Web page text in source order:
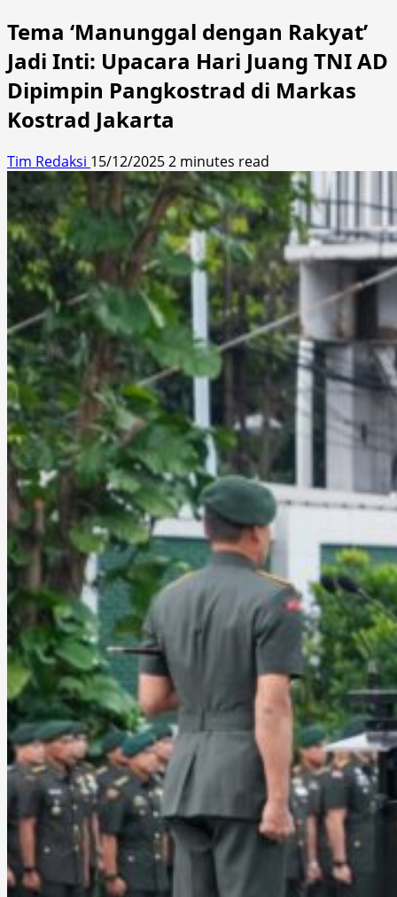
Tema ‘Manunggal dengan Rakyat’
Jadi Inti: Upacara Hari Juang TNI AD
Dipimpin Pangkostrad di Markas
Kostrad Jakarta
Tim Redaksi 15/12/20252 minutes read